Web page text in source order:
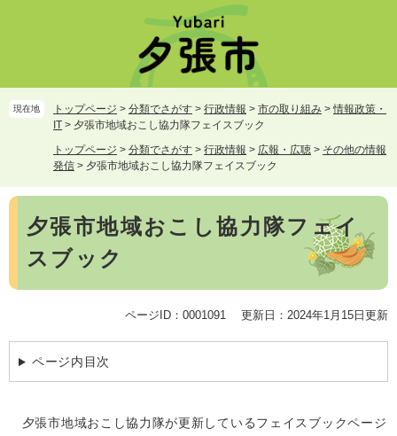
頭
で
飛
ば
文
現在地 トップページ > 分類でさがす > 行政情報 > 市の取り組み >情報政策・
IT > 夕張市地域おこし協力隊フェイスブック
トップページ > 分類でさがす > 行政情報 > 広報・広聴 > その他の情報
発信 > 夕張市地域おこし協力隊フェイスブック
本
夕張市地域おこし協力隊フェイ
スブック
ページID：0001091 更新日：2024年1月15日更新
ページ内目次
夕張市地域おこし協力隊が更新しているフェイスブックページ